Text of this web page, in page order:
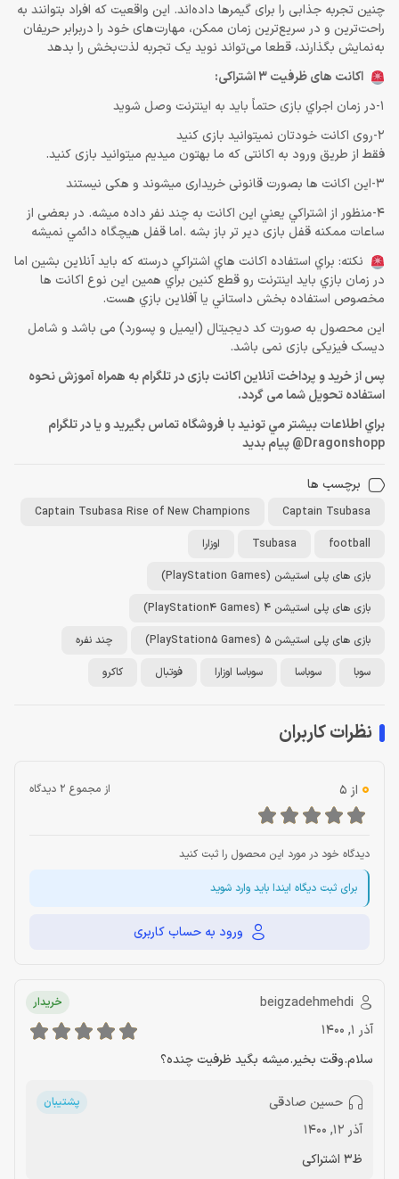
چنین تجربه‌ جذابی را برای گیمرها داده‌اند. این واقعیت که افراد بتوانند به
راحت‌ترین و در سریع‌ترین زمان ممکن، مهارت‌های خود را دربرابر حریفان
به‌نمایش بگذارند، قطعا می‌تواند نوید یک تجربه لذت‌بخش را بدهد
اکانت های ظرفیت 3 اشتراکی:
1-در زمان اجراي بازی حتماً باید به اينترنت وصل شويد
2-روی اکانت خودتان نمیتوانید بازی کنید
فقط از طریق ورود به اکانتی که ما بهتون میدیم میتوانید بازی کنید.
3-این اکانت ها بصورت قانونی خریداری میشوند و هکی نیستند
4-منظور از اشتراكي يعني اين اكانت به چند نفر داده ميشه. در بعضی از
ساعات ممکنه قفل بازی دیر تر باز بشه .اما قفل هيچگاه دائمي نميشه
نكته: براي استفاده اكانت هاي اشتراكي درسته كه بايد آنلاين بشين اما
در زمان بازي بايد اينترنت رو قطع كنين براي همين اين نوع اكانت ها
مخصوص استفاده بخش داستاني يا آفلاين بازي هست.
این محصول به صورت کد دیجیتال (ایمیل و پسورد) می باشد و شامل
دیسک فیزیکی بازی نمی باشد.
پس از خرید و پرداخت آنلاین اکانت بازی در تلگرام به همراه آموزش نحوه
استفاده تحویل شما می گردد.
براي اطلاعات بيشتر مي تونيد با فروشگاه تماس بگيريد و يا در تلگرام
Dragonshopp@ پيام بديد
برچسب ها
Captain Tsubasa
Captain Tsubasa Rise of New Champions
football
Tsubasa
اوزارا
بازی های پلی استیشن (PlayStation Games)
بازی های پلی استیشن 4 (PlayStation4 Games)
بازی های پلی استیشن 5 (PlayStation5 Games)
چند نفره
سوبا
سوباسا سوباسا اوزارا فوتبال کاکرو
نظرات کاربران
0 از 5 از مجموع 2 دیدگاه
دیدگاه خود در مورد این محصول را ثبت کنید
برای ثبت دیگاه ایندا باید وارد شوید
ورود به حساب کاربری
beigzadehmehdi خریدار
آذر 1, 1400
سلام.وقت بخیر.میشه بگید ظرفیت چنده؟
حسین صادقی پشتیبان
آذر 12, 1400
ظ3 اشتراکی